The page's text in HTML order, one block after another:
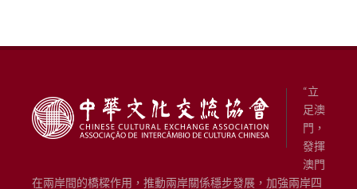
“立
足澳
門，
發揮
澳門
在兩岸間的橋樑作用，推動兩岸關係穩步發展，加強兩岸四